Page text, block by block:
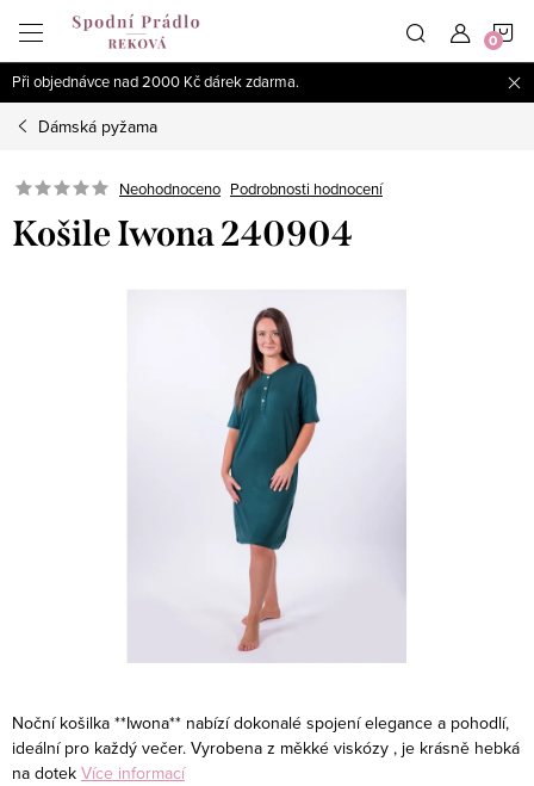
obsah
Při objednávce nad 2000 Kč dárek zdarma.
Dámská pyžama
Neohodnoceno Podrobnosti hodnocení
Košile Iwona 240904
Noční košilka **Iwona** nabízí dokonalé spojení elegance a pohodlí,
ideální pro každý večer. Vyrobena z měkké viskózy , je krásně hebká
na dotek Více informací